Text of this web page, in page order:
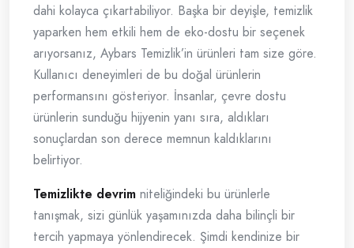
dahi kolayca çıkartabiliyor. Başka bir deyişle, temizlik
yaparken hem etkili hem de eko-dostu bir seçenek
arıyorsanız, Aybars Temizlik’in ürünleri tam size göre.
Kullanıcı deneyimleri de bu doğal ürünlerin
performansını gösteriyor. İnsanlar, çevre dostu
ürünlerin sunduğu hijyenin yanı sıra, aldıkları
sonuçlardan son derece memnun kaldıklarını
belirtiyor.
Temizlikte devrim niteliğindeki bu ürünlerle
tanışmak, sizi günlük yaşamınızda daha bilinçli bir
tercih yapmaya yönlendirecek. Şimdi kendinize bir